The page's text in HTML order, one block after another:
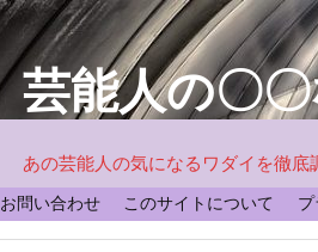
芸能人の〇
あの芸能人の気になるワダイを徹底
お問い合わせ このサイトについて